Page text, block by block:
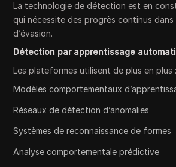
La technologie de détection est en
qui nécessite des progrès continus dans
d’évasion.
Détection par apprentissage
Les plateformes utilisent de plus en plus :
Modèles comportementaux
Réseaux de détection d’anomalies
Systèmes de reconnaissance de formes
Analyse comportementale prédictive